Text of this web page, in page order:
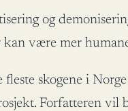
og
være mer
skogene i
Forfatteren vil